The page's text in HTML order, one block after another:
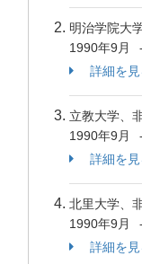
明治学院大
1990年9月
-
詳細を見
立教大学、
1990年9月
-
詳細を見
北里大学、
1990年9月
-
詳細を見